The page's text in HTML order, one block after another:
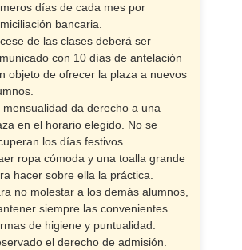
días de cada mes por
bancaria.
de las clases deberá ser
con 10 días de antelación
objeto de ofrecer la plaza a nuevos
mensualidad da derecho a una
en el horario elegido. No se
los días festivos.
ropa cómoda y una toalla grande
hacer sobre ella la práctica.
no molestar a los demás alumnos,
siempre las convenientes
de higiene y puntualidad.
el derecho de admisión.